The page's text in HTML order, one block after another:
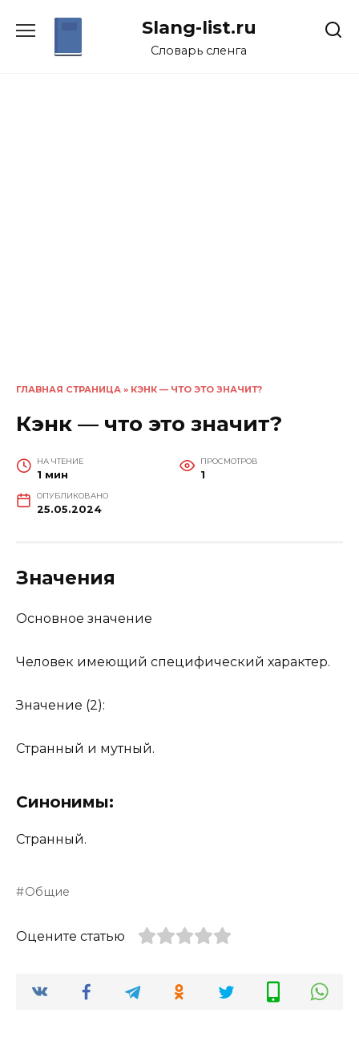
Slang-list.ru
Словарь сленга
ГЛАВНАЯ СТРАНИЦА » КЭНК — ЧТО ЭТО ЗНАЧИТ?
Кэнк — что это значит?
НА ЧТЕНИЕ
1 мин
ПРОСМОТРОВ
1
ОПУБЛИКОВАНО
25.05.2024
Значения
Основное значение
Человек имеющий специфический характер.
Значение (2):
Странный и мутный.
Синонимы:
Странный.
Общие
Оцените статью